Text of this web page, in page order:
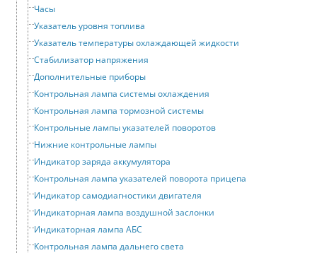
Часы
Указатель уровня топлива
Указатель температуры охлаждающей жидкости
Стабилизатор напряжения
Дополнительные приборы
Контрольная лампа системы охлаждения
Контрольная лампа тормозной системы
Контрольные лампы указателей поворотов
Нижние контрольные лампы
Индикатор заряда аккумулятора
Контрольная лампа указателей поворота прицепа
Индикатор самодиагностики двигателя
Индикаторная лампа воздушной заслонки
Индикаторная лампа АБС
Контрольная лампа дальнего света